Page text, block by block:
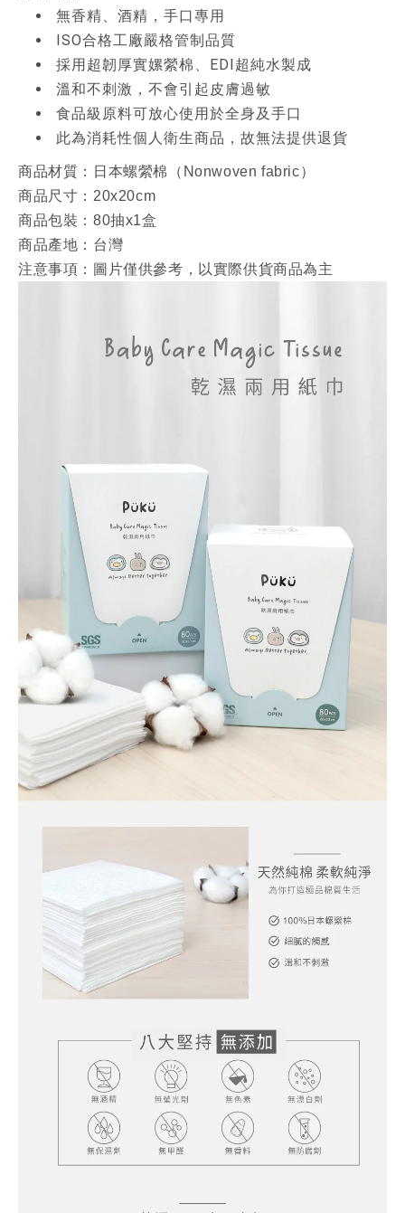
無香精、酒精，手口專用
ISO合格工廠嚴格管制品質
採用超韌厚實嫘縈棉、EDI超純水製成
溫和不刺激，不會引起皮膚過敏
食品級原料可放心使用於全身及手口
此為消耗性個人衛生商品，故無法提供退貨
商品材質：日本螺縈棉（Nonwoven fabric）
商品尺寸：20x20cm
商品包裝：80抽x1盒
商品產地：台灣
注意事項：圖片僅供參考，以實際供貨商品為主